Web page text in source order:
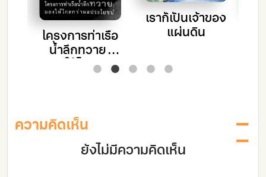
โครงการท่าเรือ
น้ำลึกทวาย :
มองให้ไกลกว่า
เราก็เป็นเจ้าของ
แผ่นดิน
ความคิดเห็น
ยังไม่มีความคิดเห็น